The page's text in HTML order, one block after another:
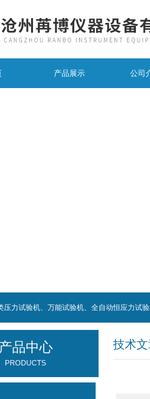
产品展示 公司
压力试验机、万能试验机、全自动恒应力试
技术
产品中心
PRODUCTS